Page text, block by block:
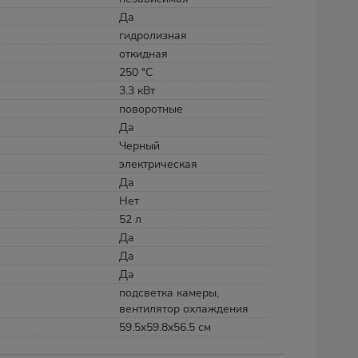
Да
гидролизная
откидная
250 °С
3.3 кВт
поворотные
Да
Черный
электрическая
Да
Нет
52 л
Да
Да
Да
подсветка камеры,
вентилятор охлаждения
59.5x59.8x56.5 см